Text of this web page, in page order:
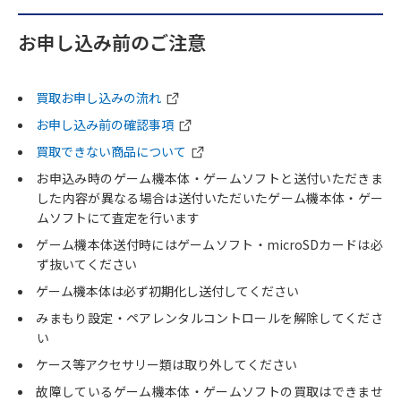
お申し込み前のご注意
買取お申し込みの流れ
お申し込み前の確認事項
買取できない商品について
お申込み時のゲーム機本体・ゲームソフトと送付いただきま
した内容が異なる場合は送付いただいたゲーム機本体・ゲー
ムソフトにて査定を行います
ゲーム機本体送付時にはゲームソフト・microSDカードは必
ず抜いてください
ゲーム機本体は必ず初期化し送付してください
みまもり設定・ペアレンタルコントロールを解除してくださ
い
ケース等アクセサリー類は取り外してください
故障しているゲーム機本体・ゲームソフトの買取はできませ